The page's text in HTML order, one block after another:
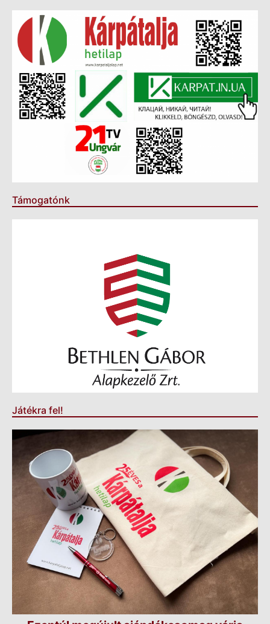
Támogatónk
Játékra fel!